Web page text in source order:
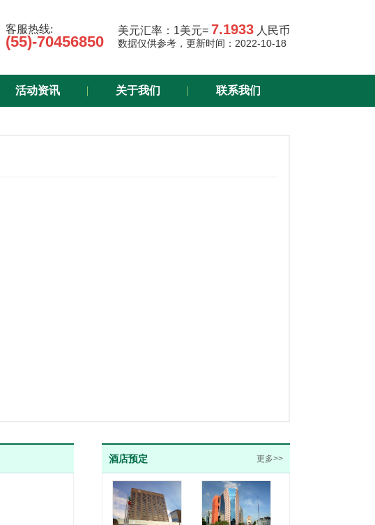
美元汇率： 1美元= 7.1933 人民币
数据仅供参考，更新时间：2022-10-18
客服热线:
(55)-70456850
活动资讯 关于我们 联系我们
酒店预定 更多>>